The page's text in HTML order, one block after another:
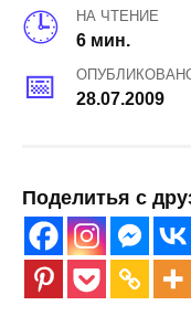
НА ЧТЕНИЕ
6 мин.
28.07.2009
Поделитья с